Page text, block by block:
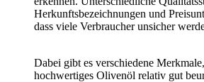
Herkunftsbezeichnungen und
dass viele Verbraucher unsicher
Dabei gibt es verschiedene
hochwertiges Olivenöl relativ gut